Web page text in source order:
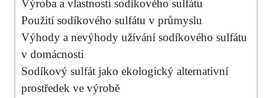
Výroba a vlastnosti sodíkového sulfátu
Použití‌ sodíkového⁤ sulfátu v průmyslu
Výhody a nevýhody užívání sodíkového⁢ sulfátu
v domácnosti
Sodíkový sulfát jako‌ ekologický alternativní
prostředek ve výrobě